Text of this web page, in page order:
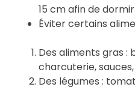
15 cm afin de
Éviter certains
Des aliments gras :
charcuterie,
Des légumes :